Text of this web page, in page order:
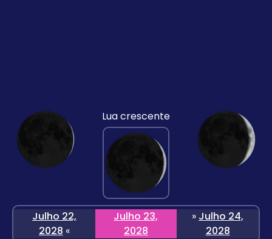
Lua crescente
Julho 22,
2028 «
Julho 23,
2028
» Julho 24,
2028